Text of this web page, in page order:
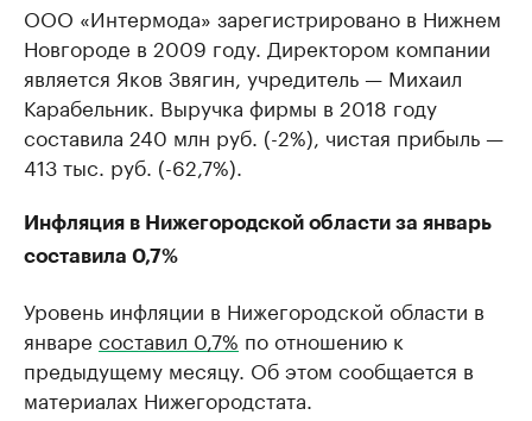
ООО «Интермода» зарегистрировано в Нижнем
Новгороде в 2009 году. Директором компании
является Яков Звягин, учредитель — Михаил
Карабельник. Выручка фирмы в 2018 году
составила 240 млн руб. (-2%), чистая прибыль —
413 тыс. руб. (-62,7%).
Инфляция в Нижегородской области за январь
составила 0,7%
Уровень инфляции в Нижегородской области в
январе составил 0,7% по отношению к
предыдущему месяцу. Об этом сообщается в
материалах Нижегородстата.